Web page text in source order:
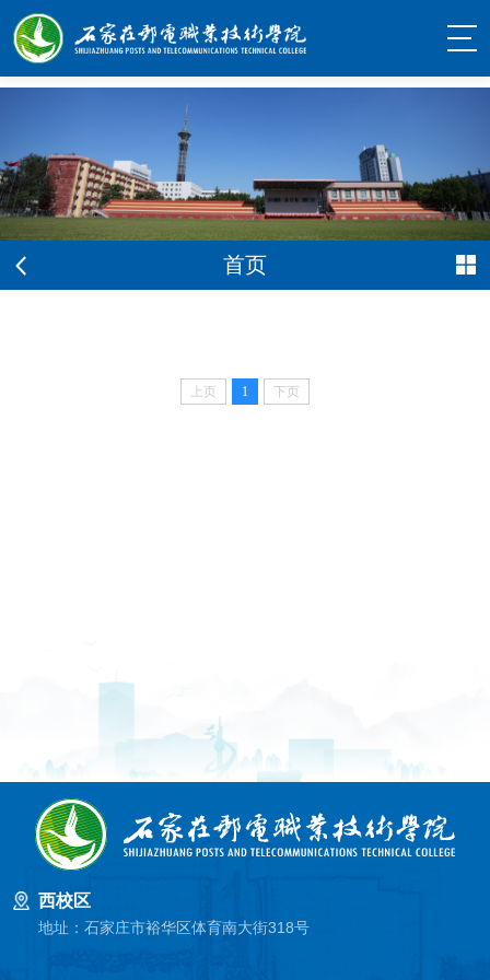
首页
上页 1 下页
西校区
地址：石家庄市裕华区体育南大街318号